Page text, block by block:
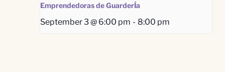
Emprendedoras de GuarderÍa
September 3 @ 6:00 pm - 8:00 pm